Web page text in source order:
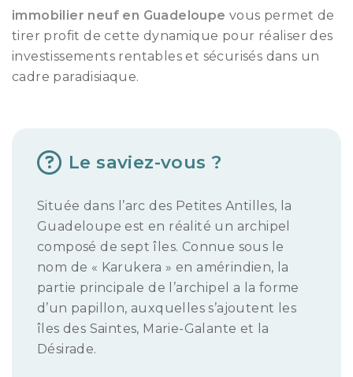
immobilier neuf en Guadeloupe vous permet de
tirer profit de cette dynamique pour réaliser des
investissements rentables et sécurisés dans un
cadre paradisiaque.
Le saviez-vous ?
Située dans l’arc des Petites Antilles, la
Guadeloupe est en réalité un archipel
composé de sept îles. Connue sous le
nom de « Karukera » en amérindien, la
partie principale de l’archipel a la forme
d’un papillon, auxquelles s’ajoutent les
îles des Saintes, Marie-Galante et la
Désirade.